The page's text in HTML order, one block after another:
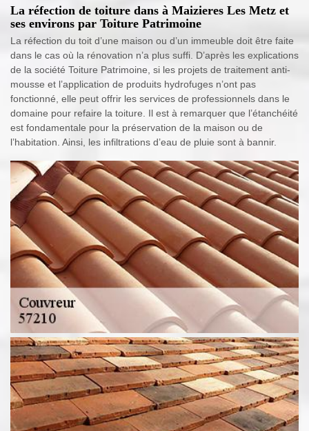
La réfection de toiture dans à Maizieres Les Metz et
ses environs par Toiture Patrimoine
La réfection du toit d’une maison ou d’un immeuble doit être faite
dans le cas où la rénovation n’a plus suffi. D’après les explications
de la société Toiture Patrimoine, si les projets de traitement anti-
mousse et l’application de produits hydrofuges n’ont pas
fonctionné, elle peut offrir les services de professionnels dans le
domaine pour refaire la toiture. Il est à remarquer que l’étanchéité
est fondamentale pour la préservation de la maison ou de
l’habitation. Ainsi, les infiltrations d’eau de pluie sont à bannir.